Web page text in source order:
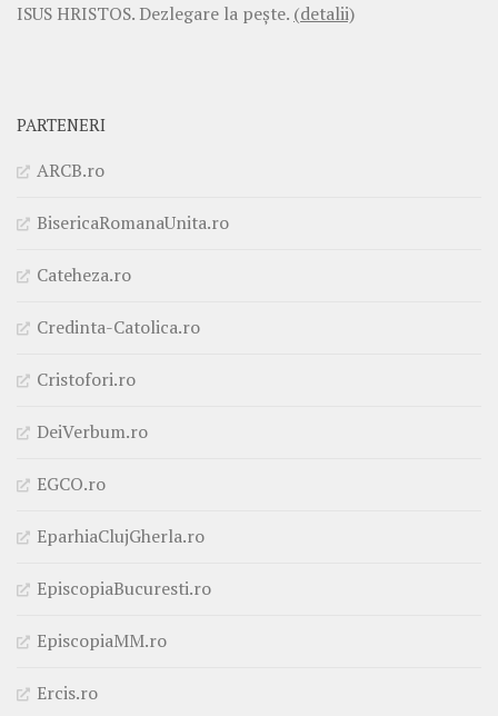
ISUS HRISTOS. Dezlegare la pește. (detalii)
PARTENERI
ARCB.ro
BisericaRomanaUnita.ro
Cateheza.ro
Credinta-Catolica.ro
Cristofori.ro
DeiVerbum.ro
EGCO.ro
EparhiaClujGherla.ro
EpiscopiaBucuresti.ro
EpiscopiaMM.ro
Ercis.ro